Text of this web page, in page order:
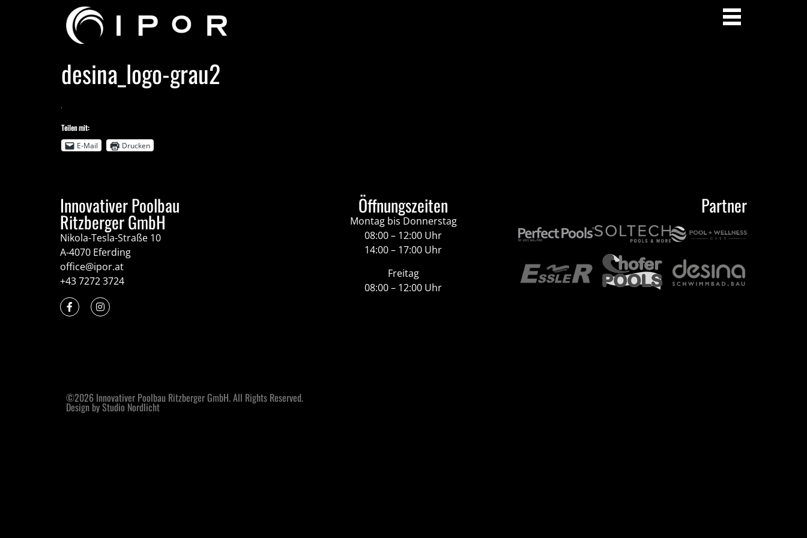
desina_logo-grau2
Teilen mit:
E-Mail
Drucken
Innovativer Poolbau
Ritzberger GmbH
Nikola-Tesla-Straße 10
A-4070 Eferding
office@ipor.at
+43 7272 3724
Öffnungszeiten
Montag bis Donnerstag
08:00 – 12:00 Uhr
14:00 – 17:00 Uhr
Freitag
08:00 – 12:00 Uhr
Partner
©2026 Innovativer Poolbau Ritzberger GmbH. All Rights Reserved.
Design by Studio Nordlicht